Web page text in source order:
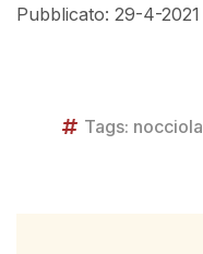
Pubblicato: 29-4-2021
Tags: nocciola